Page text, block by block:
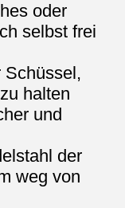
oder
selbst frei
Schüssel,
halten
und
der
weg von